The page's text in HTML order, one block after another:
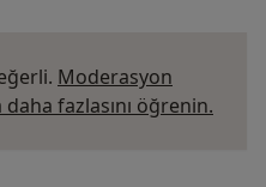
Moderasyon
fazlasını öğrenin.